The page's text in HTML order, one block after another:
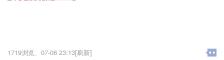
1719浏览、 07-06 23:13[刷新]